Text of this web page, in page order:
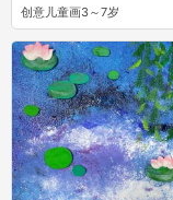
创意儿童画3～7岁
0